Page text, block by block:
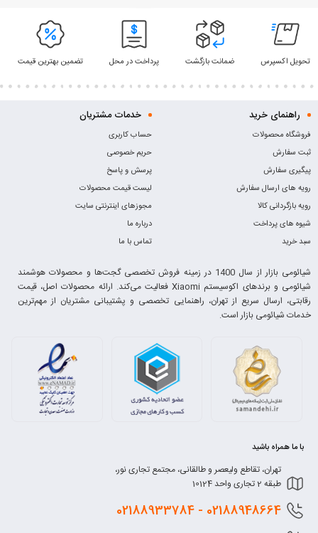
تحویل اکسپرس ضمانت بازگشت پرداخت در محل تضمین بهترین قیمت
راهنمای خرید
فروشگاه محصولات
ثبت سفارش
پیگیری سفارش
رویه های ارسال سفارش
رویه بازگردانی کالا
شیوه های پرداخت
سبد خرید
خدمات مشتریان
حساب کاربری
حریم خصوصی
پرسش و پاسخ
لیست قیمت محصولات
مجوزهای اینترنتی سایت
درباره ما
تماس با ما
شیائومی بازار از سال 1400 در زمینه فروش تخصصی گجت‌ها و محصولات هوشمند
شیائومی و برندهای اکوسیستم Xiaomi فعالیت می‌کند. ارائه محصولات اصل، قیمت
رقابتی، ارسال سریع از تهران، راهنمایی تخصصی و پشتیبانی مشتریان از مهم‌ترین
خدمات شیائومی بازار است.
با ما همراه باشید
تهران، تقاطع ولیعصر و طالقانی، مجتمع تجاری نور،
طبقه 2 تجاری واحد 10124
02188948664 - 02188933784